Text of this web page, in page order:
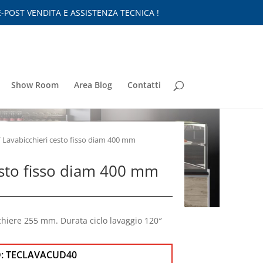
VENDITA E ASSISTENZA TECNICA !
Show Room Area Blog Contatti
cesto fisso diam 400 mm
fisso diam 400 mm
255 mm. Durata ciclo lavaggio 120″
TECLAVACUD40